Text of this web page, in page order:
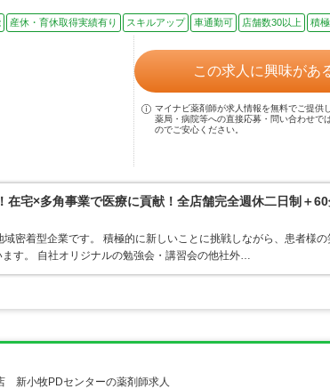
産休・育休取得実績有り スキルアップ 車通勤可 店舗数30以上 積
この求人に興味があ
マイナビ薬剤師が求人情報を無料でご提供
薬局・病院等への直接応募・問い合わせで
のでご安心ください。
在宅×多角事業で医療に貢献！全店舗完全週休二日制＋
密着型企業です。 積極的に新しいことに挑戦しながら、患者様
す。 自社オリジナルの勉強会・講習会の他社外…
新小牧PDセンターの薬剤師求人